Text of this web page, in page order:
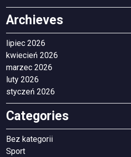
Archieves
lipiec 2026
kwiecień 2026
marzec 2026
luty 2026
styczeń 2026
Categories
Bez kategorii
Sport